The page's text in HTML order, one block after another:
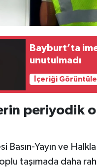
Bayburt’ta
unutulmadı
İçeriği Görüntüle
periyodik
Basın-Yayın ve
taşımada daha